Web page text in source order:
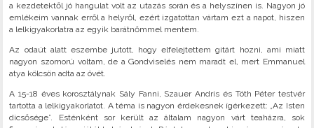
a kezdetektől jó hangulat volt az utazás során és a helyszínen is. Nagyon jó
emlékeim vannak erről a helyről, ezért izgatottan vártam ezt a napot, hiszen
a lelkigyakorlatra az egyik barátnőmmel mentem.
Az odaút alatt eszembe jutott, hogy elfelejtettem gitárt hozni, ami miatt
nagyon szomorú voltam, de a Gondviselés nem maradt el, mert Emmanuel
atya kölcsön adta az övét.
A 15-18 éves korosztálynak Sály Fanni, Szauer Andris és Tóth Péter testvér
tartotta a lelkigyakorlatot. A téma is nagyon érdekesnek ígérkezett: „Az Isten
dicsősége”. Esténként sor került az általam nagyon várt teaházra, sok